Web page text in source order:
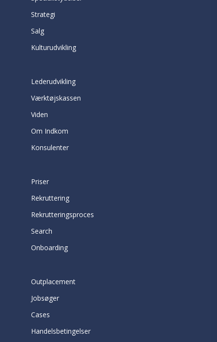
Strategi
Salg
Kulturudvikling
Lederudvikling
Værktøjskassen
Viden
Om Indkom
Konsulenter
Priser
Rekruttering
Rekrutteringsproces
Search
Onboarding
Outplacement
Jobsøger
Cases
Handelsbetingelser